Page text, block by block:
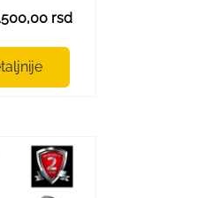
rsd